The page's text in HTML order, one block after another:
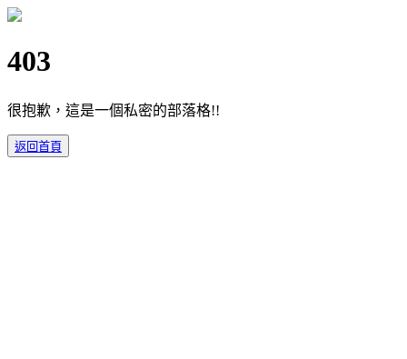
403
很抱歉，這是一個私密的部落格!!
返回首頁